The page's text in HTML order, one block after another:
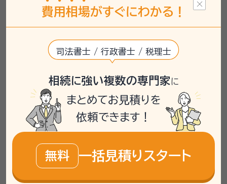
相続税が基礎控除を超えるか判断できず、
不動産の名義変更も進められずに困ってい
ました。相談者は、母が相続した方がよいの
か、または売却を考えるべきかも決めかねて
いました。
め、税理士による無料相談を提案し、相続税
の申告が不要だった場合は不動産名義変更
の相談に移行するよう案内しました。手続き
には共通の書類が多いため、税理士の助言
を基に進めることをお勧めしました。
連携士業：
湯通堂恒税理士事務所
辻・本郷税理士法人 新宿ミライナタワー事
務所
費用 相場がすぐにわかる！
司法書士 / 行政書士 / 税理士
相続に強い複数の専門家に
まとめてお見積りを
依頼できます！
無料 一括見積りスタート